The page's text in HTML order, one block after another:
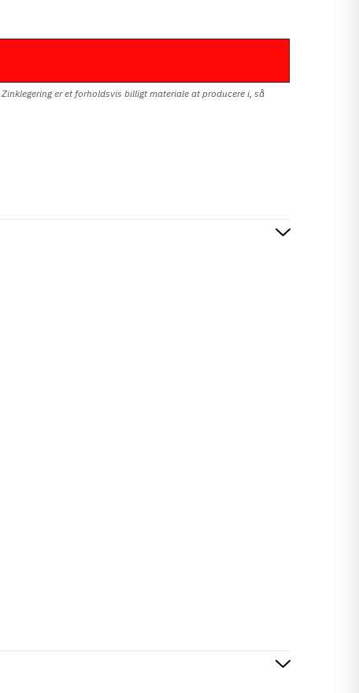
er et forholdsvis billigt materiale at producere i, så